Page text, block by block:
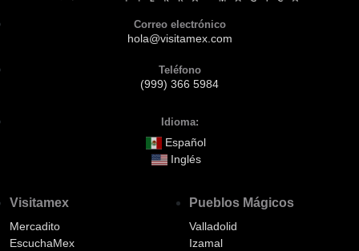
Correo electrónico
hola@visitamex.com
Teléfono
(999) 366 5984
Idioma:
Español
Inglés
Visitamex
Mercadito
EscuchaMex
Pueblos Mágicos
Valladolid
Izamal